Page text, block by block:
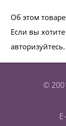
Об этом
Если вы
авторизуйтесь.
©